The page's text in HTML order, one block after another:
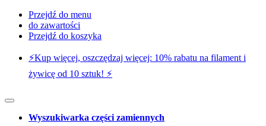
Przejdź do menu
do zawartości
Przejdź do koszyka
⚡️Kup więcej, oszczędzaj więcej: 10% rabatu na filament i
żywicę od 10 sztuk! ⚡️
Wyszukiwarka części zamiennych